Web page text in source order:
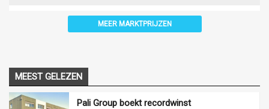
MEER MARKTPRIJZEN
MEEST GELEZEN
Pali Group boekt recordwinst